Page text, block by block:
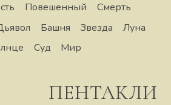
Повешенный
Смерть
Башня Звезда
Луна
Суд Мир
ПЕНТАКЛИ